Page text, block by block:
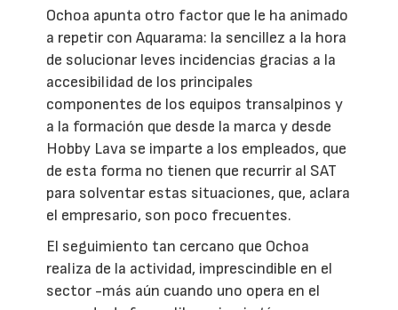
Ochoa apunta otro factor que le ha animado
a repetir con Aquarama: la sencillez a la hora
de solucionar leves incidencias gracias a la
accesibilidad de los principales
componentes de los equipos transalpinos y
a la formación que desde la marca y desde
Hobby Lava se imparte a los empleados, que
de esta forma no tienen que recurrir al SAT
para solventar estas situaciones, que, aclara
el empresario, son poco frecuentes.
El seguimiento tan cercano que Ochoa
realiza de la actividad, imprescindible en el
sector -más aún cuando uno opera en el